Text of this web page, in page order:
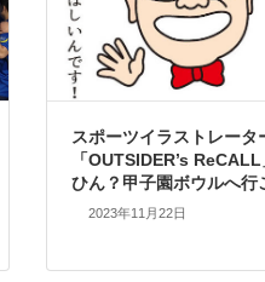
スポーツイラストレータ
「OUTSIDER’s
ひん？甲子園ボウルへ行
2023年11月22日